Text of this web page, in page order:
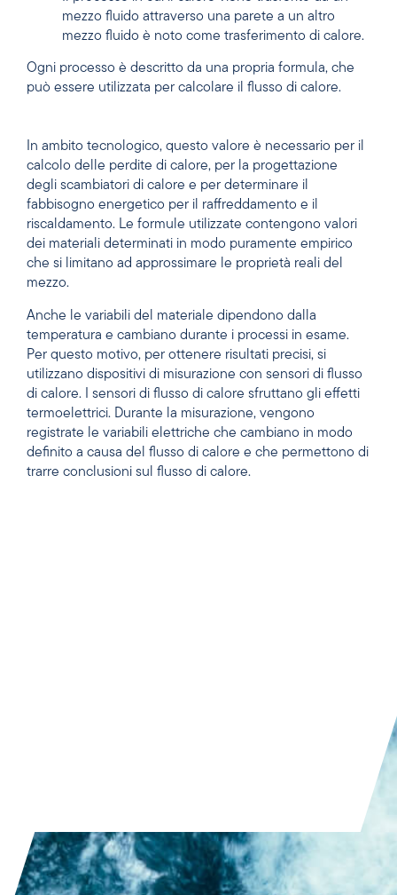
mezzo fluido attraverso una parete a un altro
mezzo fluido è noto come trasferimento di calore.
Ogni processo è descritto da una propria formula, che
può essere utilizzata per calcolare il flusso di calore.
In ambito tecnologico, questo valore è necessario per il
calcolo delle perdite di calore, per la progettazione
degli scambiatori di calore e per determinare il
fabbisogno energetico per il raffreddamento e il
riscaldamento. Le formule utilizzate contengono valori
dei materiali determinati in modo puramente empirico
che si limitano ad approssimare le proprietà reali del
mezzo.
Anche le variabili del materiale dipendono dalla
temperatura e cambiano durante i processi in esame.
Per questo motivo, per ottenere risultati precisi, si
utilizzano dispositivi di misurazione con sensori di flusso
di calore. I sensori di flusso di calore sfruttano gli effetti
termoelettrici. Durante la misurazione, vengono
registrate le variabili elettriche che cambiano in modo
definito a causa del flusso di calore e che permettono di
trarre conclusioni sul flusso di calore.